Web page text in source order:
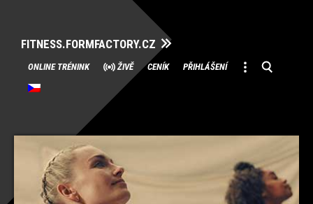
FITNESS.FORMFACTORY.CZ
Přeskočit
na
obsah
ONLINE TRÉNINK ŽIVĚ CENÍK PŘIHLÁŠENÍ